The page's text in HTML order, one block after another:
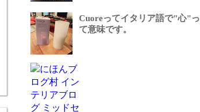
Cuoreってイタリア語で"心"っ
て意味です。